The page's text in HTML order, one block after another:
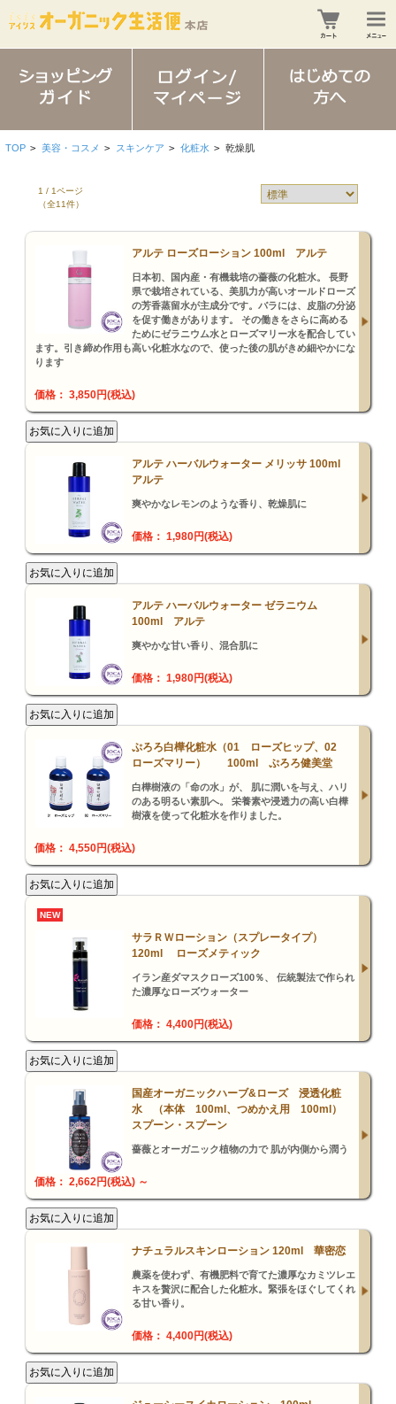
TOP > 美容・コスメ > スキンケア > 化粧水 > 乾燥肌
1 / 1ページ
（全11件）
アルテ ローズローション 100ml アルテ
日本初、国内産・有機栽培の薔薇の化粧水。 長野
県で栽培されている、美肌力が高いオールドローズ
の芳香蒸留水が主成分です。バラには、皮脂の分泌
を促す働きがあります。 その働きをさらに高める
ためにゼラニウム水とローズマリー水を配合してい
ます。引き締め作用も高い化粧水なので、使った後の肌がきめ細やかにな
ります
価格： 3,850円(税込)
アルテ ハーバルウォーター メリッサ 100ml
アルテ
爽やかなレモンのような香り、乾燥肌に
価格： 1,980円(税込)
アルテ ハーバルウォーター ゼラニウム
100ml アルテ
爽やかな甘い香り、混合肌に
価格： 1,980円(税込)
ぷろろ白樺化粧水（01 ローズヒップ、02
ローズマリー） 100ml ぷろろ健美堂
白樺樹液の「命の水」が、 肌に潤いを与え、ハリ
のある明るい素肌へ。 栄養素や浸透力の高い白樺
樹液を使って化粧水を作りました。
価格： 4,550円(税込)
NEW
サラＲＷローション（スプレータイプ）
120ml ローズメティック
イラン産ダマスクローズ100％、 伝統製法で作られ
た濃厚なローズウォーター
価格： 4,400円(税込)
国産オーガニックハーブ&ローズ 浸透化粧
水 （本体 100ml、つめかえ用 100ml）
スプーン・スプーン
薔薇とオーガニック植物の力で 肌が内側から潤う
価格： 2,662円(税込) ～
ナチュラルスキンローション 120ml 華密恋
農薬を使わず、有機肥料で育てた濃厚なカミツレエ
キスを贅沢に配合した化粧水。緊張をほぐしてくれ
る甘い香り。
価格： 4,400円(税込)